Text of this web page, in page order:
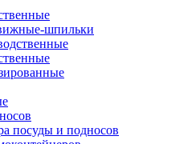
шпильки
посуды и подносов